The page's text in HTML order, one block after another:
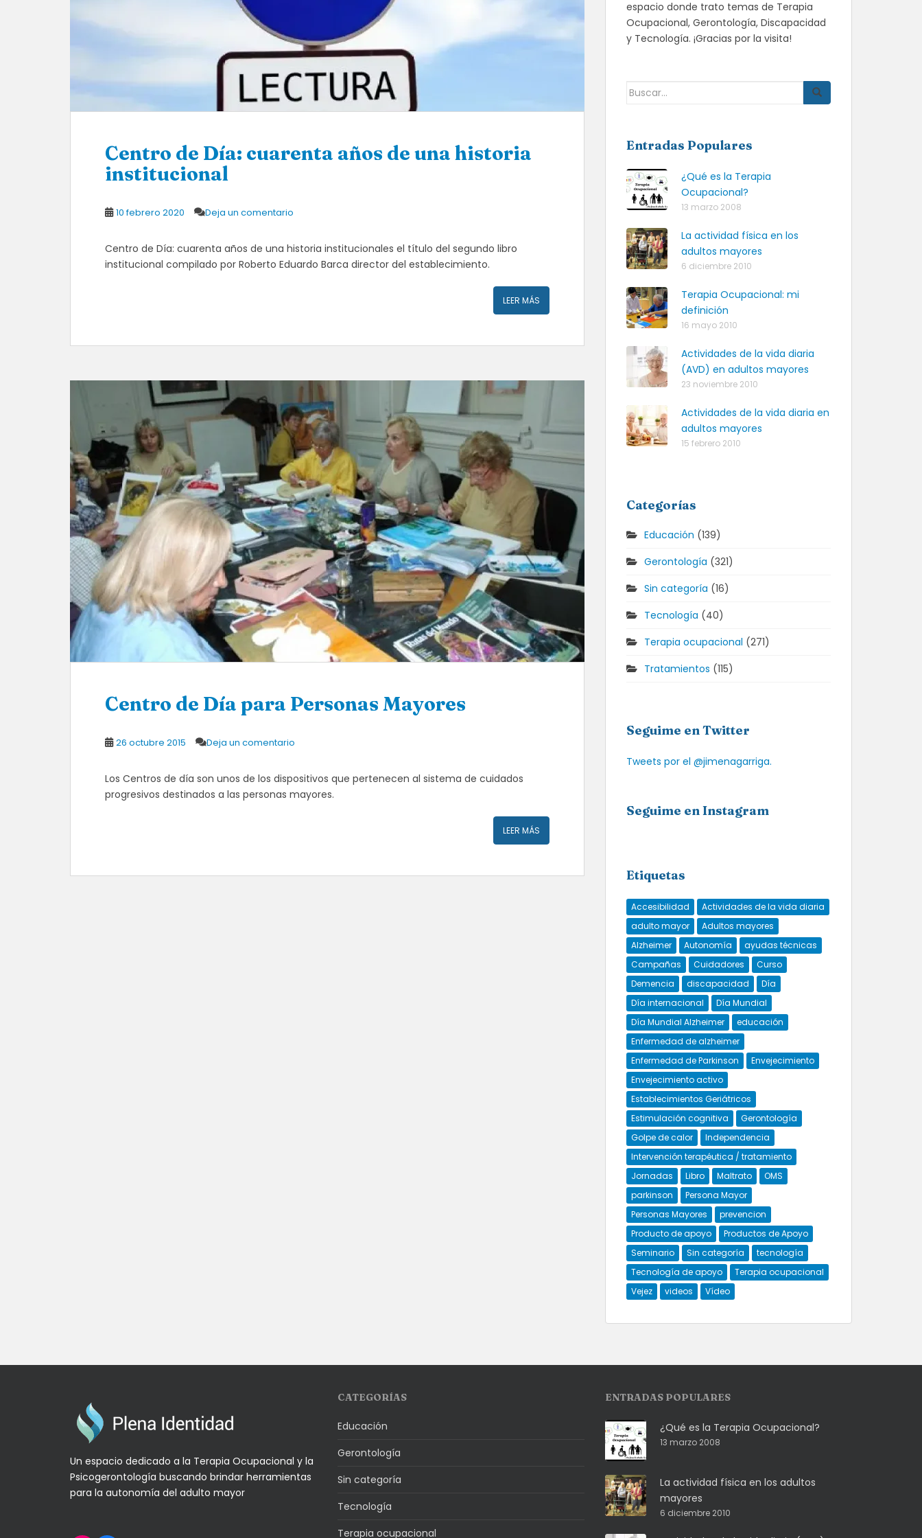
Centro de Día: cuarenta años de una historia
institucional
10 febrero 2020 Deja un comentario
Centro de Día: cuarenta años de una historia institucionales el título del segundo libro
institucional compilado por Roberto Eduardo Barca director del establecimiento.
LEER MÁS
Centro de Día para Personas Mayores
26 octubre 2015 Deja un comentario
Los Centros de día son unos de los dispositivos que pertenecen al sistema de cuidados
progresivos destinados a las personas mayores.
LEER MÁS
espacio donde trato temas de Terapia
Ocupacional, Gerontología, Discapacidad
y Tecnología. ¡Gracias por la visita!
Buscar:
Entradas Populares
¿Qué es la Terapia
Ocupacional?
13 marzo 2008
La actividad física en los
adultos mayores
6 diciembre 2010
Terapia Ocupacional: mi
definición
16 mayo 2010
Actividades de la vida diaria
(AVD) en adultos mayores
23 noviembre 2010
Actividades de la vida diaria en
adultos mayores
15 febrero 2010
Categorías
Educación (139)
Gerontología (321)
Sin categoría (16)
Tecnología (40)
Terapia ocupacional (271)
Tratamientos (115)
Seguime en Twitter
Tweets por el @jimenagarriga.
Seguime en Instagram
Etiquetas
Accesibilidad
Actividades de la vida diaria
adulto mayor
Adultos mayores
Alzheimer
Autonomía
ayudas técnicas
Campañas
Cuidadores
Curso
Demencia
discapacidad
Día
Día internacional
Día Mundial
Día Mundial Alzheimer
educación
Enfermedad de alzheimer
Enfermedad de Parkinson
Envejecimiento
Envejecimiento activo
Establecimientos Geriátricos
Estimulación cognitiva
Gerontología
Golpe de calor
Independencia
Intervención terapéutica / tratamiento
Jornadas
Libro Maltrato
OMS
parkinson
Persona Mayor
Personas Mayores
prevencion
Producto de apoyo
Productos de Apoyo
Seminario
Sin categoría
tecnología
Tecnología de apoyo
Terapia ocupacional
Vejez
videos Vídeo
Un espacio dedicado a la Terapia Ocupacional y la
Psicogerontología buscando brindar herramientas
para la autonomía del adulto mayor
CATEGORÍAS
Educación
Gerontología
Sin categoría
Tecnología
Terapia ocupacional
ENTRADAS POPULARES
¿Qué es la Terapia Ocupacional?
13 marzo 2008
La actividad física en los adultos
mayores
6 diciembre 2010